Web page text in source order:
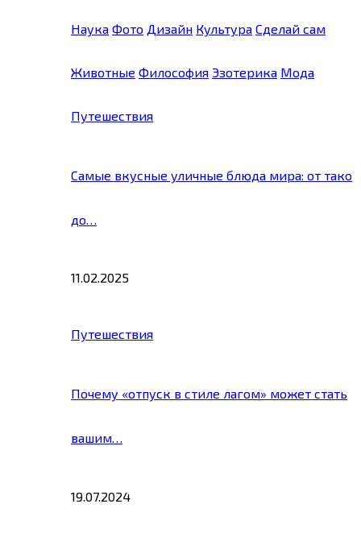
Наука Фото Дизайн Культура Сделай сам
Животные Философия Эзотерика Мода
Путешествия
Самые вкусные уличные блюда мира: от тако
до…
11.02.2025
Путешествия
Почему «отпуск в стиле лагом» может стать
вашим…
19.07.2024